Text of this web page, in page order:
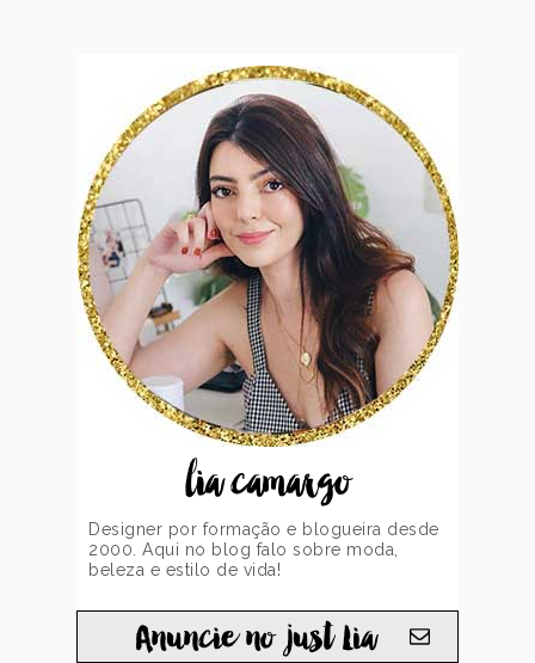
lia camargo
Designer por formação e blogueira desde
2000. Aqui no blog falo sobre moda,
beleza e estilo de vida!
Anuncie no just Lia